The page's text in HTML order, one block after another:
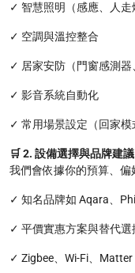
✓ 智慧照明（感應、人走
✓ 空調與溫控整合
✓ 居家安防（門窗感測器
✓ 影音系統自動化
✓ 常用場景設定（回家模
🛒 2. 設備選擇與品牌建議
我們會依據你的預算、偏
✓ 知名品牌如 Aqara、
✓ 平價實惠方案與替代選
✓ Zigbee、Wi-Fi、